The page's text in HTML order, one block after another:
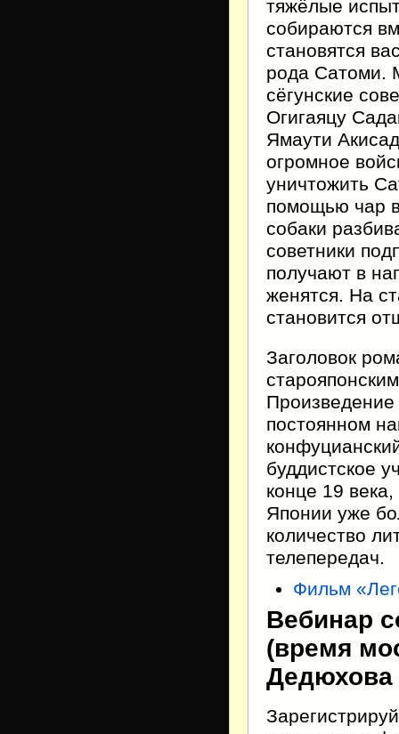
тяжёлые
собираются
становятся
рода Сатоми.
сёгунские
Огигаяцу
Ямаути
огромное
уничтожить
помощью чар
собаки
советники
получают в
женятся. На
становится
Заголовок
Произведение
постоянном
буддистское
конце 19
Японии уже
количество
телепередач.
Фильм
Вебинар
(время
Дедюхова